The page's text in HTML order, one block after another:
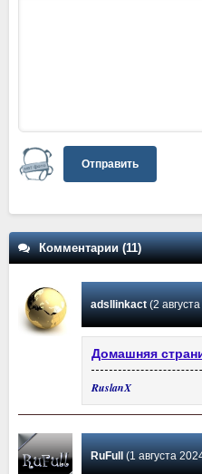
Отправить
Комментарии (11)
adsllinkact(2 августа
Домашняя
RuslanX
RuFull (1 августа 2024